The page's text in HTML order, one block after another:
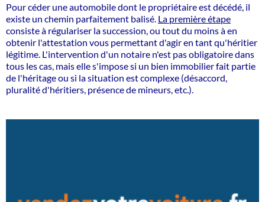
Pour céder une automobile dont le propriétaire est décédé, il
existe un chemin parfaitement balisé. La première étape
consiste à régulariser la succession, ou tout du moins à en
obtenir l'attestation vous permettant d'agir en tant qu'héritier
légitime. L'intervention d'un notaire n'est pas obligatoire dans
tous les cas, mais elle s'impose si un bien immobilier fait partie
de l'héritage ou si la situation est complexe (désaccord,
pluralité d'héritiers, présence de mineurs, etc.).